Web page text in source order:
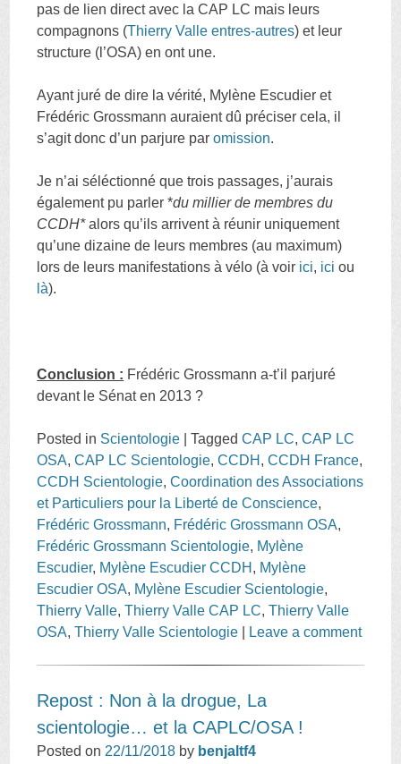
pas de lien direct avec la CAP LC mais leurs
compagnons (Thierry Valle entres-autres) et leur
structure (l’OSA) en ont une.
Ayant juré de dire la vérité, Mylène Escudier et
Frédéric Grossmann auraient dû préciser cela, il
s’agit donc d’un parjure paromission.
Je n’ai séléctionné que trois passages, j’aurais
également pu parler *du millier de membres du
CCDH*alors qu’ils arrivent à réunir uniquement
qu’une dizaine de leurs membres (au maximum)
lors de leurs manifestations à vélo (à voir ici, ici ou
là).
Conclusion : Frédéric Grossmann a-t’il parjuré
devant le Sénat en 2013 ?
Posted in Scientologie |TaggedCAP LC,CAP LC
OSA,CAP LC Scientologie,CCDH ,CCDH France,
CCDH Scientologie,Coordination des Associations
et Particuliers pour la Liberté de Conscience,
Frédéric Grossmann, Frédéric Grossmann OSA,
Frédéric Grossmann Scientologie, Mylène
Escudier, Mylène Escudier CCDH , Mylène
Escudier OSA, Mylène Escudier Scientologie,
Thierry Valle,Thierry Valle CAP LC,Thierry Valle
OSA,Thierry Valle Scientologie Leave a comment
Repost : Non à la drogue, La
scientologie… et la CAPLC/OSA !
Posted on 22/11/2018 by benjaltf4